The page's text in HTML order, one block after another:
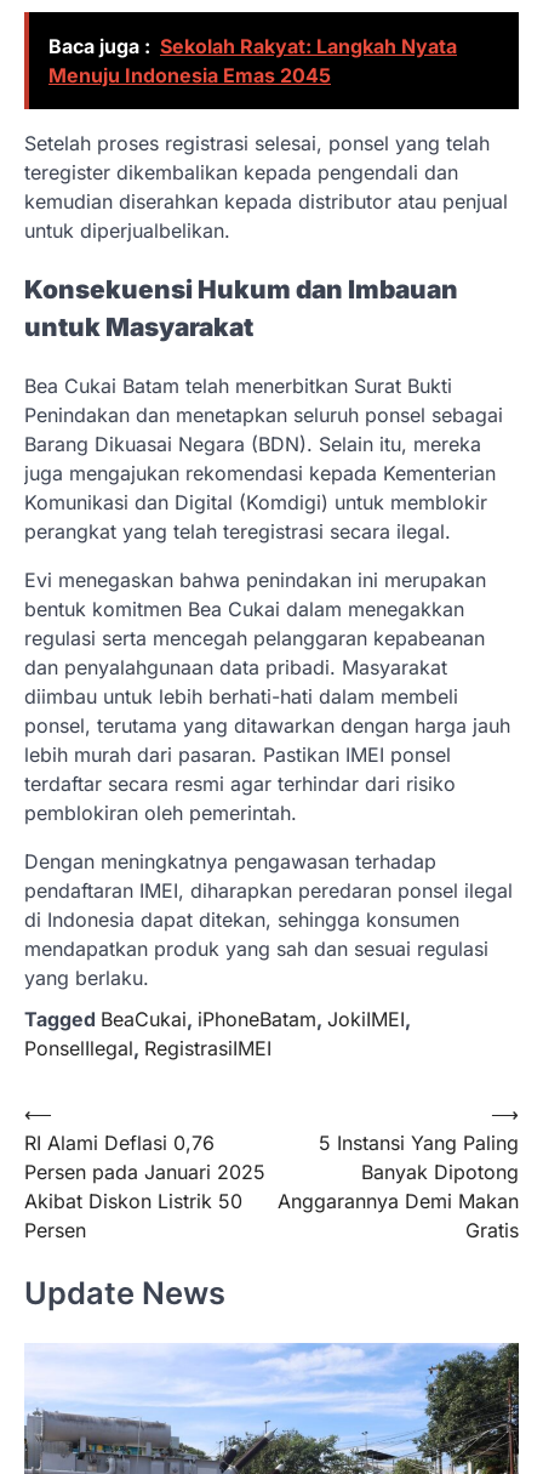
Baca juga : Sekolah Rakyat: Langkah Nyata
Menuju Indonesia Emas 2045
Setelah proses registrasi selesai, ponsel yang telah
teregister dikembalikan kepada pengendali dan
kemudian diserahkan kepada distributor atau penjual
untuk diperjualbelikan.
Konsekuensi Hukum dan Imbauan
untuk Masyarakat
Bea Cukai Batam telah menerbitkan Surat Bukti
Penindakan dan menetapkan seluruh ponsel sebagai
Barang Dikuasai Negara (BDN). Selain itu, mereka
juga mengajukan rekomendasi kepada Kementerian
Komunikasi dan Digital (Komdigi) untuk memblokir
perangkat yang telah teregistrasi secara ilegal.
Evi menegaskan bahwa penindakan ini merupakan
bentuk komitmen Bea Cukai dalam menegakkan
regulasi serta mencegah pelanggaran kepabeanan
dan penyalahgunaan data pribadi. Masyarakat
diimbau untuk lebih berhati-hati dalam membeli
ponsel, terutama yang ditawarkan dengan harga jauh
lebih murah dari pasaran. Pastikan IMEI ponsel
terdaftar secara resmi agar terhindar dari risiko
pemblokiran oleh pemerintah.
Dengan meningkatnya pengawasan terhadap
pendaftaran IMEI, diharapkan peredaran ponsel ilegal
di Indonesia dapat ditekan, sehingga konsumen
mendapatkan produk yang sah dan sesuai regulasi
yang berlaku.
Tagged BeaCukai, iPhoneBatam, JokiIMEI,
PonselIlegal, RegistrasiIMEI
Navigasi
pos
⟵
RI Alami Deflasi 0,76
Persen pada Januari 2025
Akibat Diskon Listrik 50
Persen
5 Instansi Yang Paling
Banyak Dipotong
Anggarannya Demi Makan
Gratis
⟶
Update News